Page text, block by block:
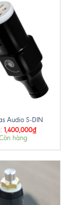
Audio S-DIN
1,400,000₫
hàng